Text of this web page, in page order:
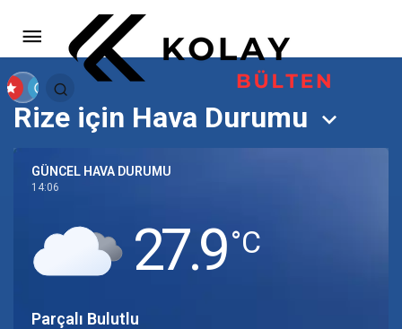
Rize için Hava Durumu
GÜNCEL HAVA DURUMU
14:06
27.9‎°C
Parçalı Bulutlu